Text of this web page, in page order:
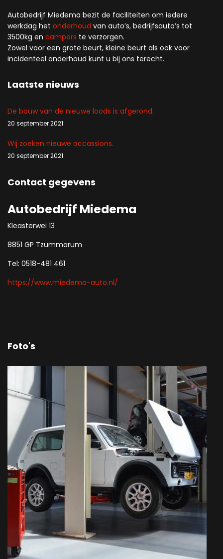
Autobedrijf Miedema bezit de faciliteiten om iedere
werkdag het onderhoud van auto’s, bedrijfsauto’s tot
3500kg en campers te verzorgen.
Zowel voor een grote beurt, kleine beurt als ook voor
incidenteel onderhoud kunt u bij ons terecht.
Laatste nieuws
De bouw van de nieuwe loods is afgerond.
20 september 2021
Wij zoeken nieuwe occassions.
20 september 2021
Contact gegevens
Autobedrijf Miedema
Kleasterwei 13
8851 GP Tzummarum
Tel: 0518-481 461
https://www.miedema-auto.nl/
Foto's